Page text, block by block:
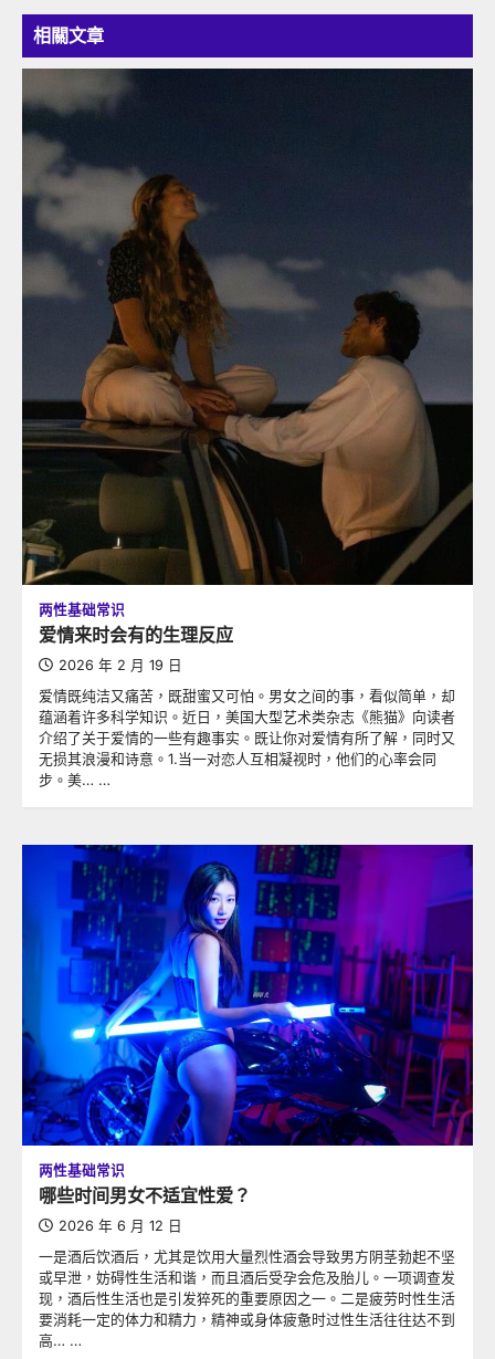
覽
相關文章
两性基础常识
爱情来时会有的生理反应
2026 年 2 月 19 日
爱情既纯洁又痛苦，既甜蜜又可怕。男女之间的事，看似简单，却
蕴涵着许多科学知识。近日，美国大型艺术类杂志《熊猫》向读者
介绍了关于爱情的一些有趣事实。既让你对爱情有所了解，同时又
无损其浪漫和诗意。1.当一对恋人互相凝视时，他们的心率会同
步。美… …
两性基础常识
哪些时间男女不适宜性爱？
2026 年 6 月 12 日
一是酒后饮酒后，尤其是饮用大量烈性酒会导致男方阴茎勃起不坚
或早泄，妨碍性生活和谐，而且酒后受孕会危及胎儿。一项调查发
现，酒后性生活也是引发猝死的重要原因之一。二是疲劳时性生活
要消耗一定的体力和精力，精神或身体疲惫时过性生活往往达不到
高… …